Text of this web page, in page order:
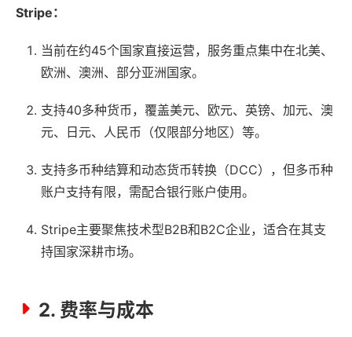
Stripe：
当前在约45个国家直接运营，服务重点集中在北美、
欧洲、澳洲、部分亚洲国家。
支持40多种货币，覆盖美元、欧元、英镑、加元、澳
元、日元、人民币（仅限部分地区）等。
支持多币种结算和动态货币转换（DCC），但多币种
账户支持有限，需配合银行账户使用。
Stripe主要聚焦技术型B2B和B2C企业，适合在其支
持国家深耕市场。
2. 费率与成本